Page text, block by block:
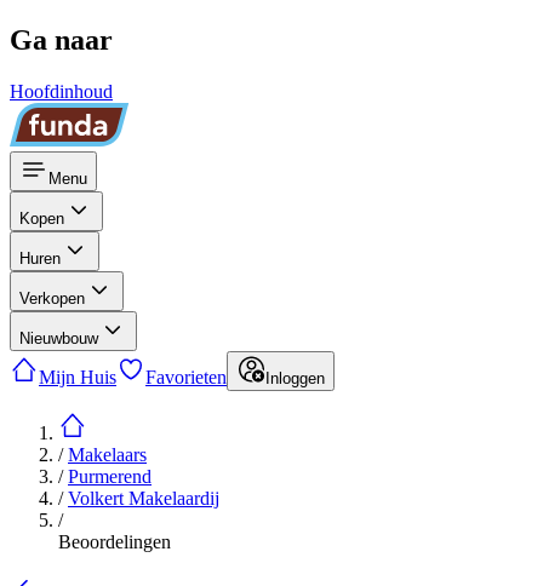
Ga naar
Hoofdinhoud
Menu
Kopen
Huren
Verkopen
Nieuwbouw
Mijn Huis Favorieten Inloggen
/Makelaars
/Purmerend
/Volkert Makelaardij
/
Beoordelingen